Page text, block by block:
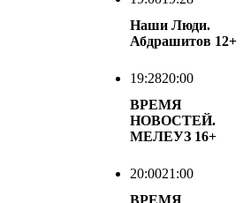
Наши Люди.
Абдрашитов 12+
19:2820:00
ВРЕМЯ
НОВОСТЕЙ.
МЕЛЕУЗ 16+
20:0021:00
ВРЕМЯ